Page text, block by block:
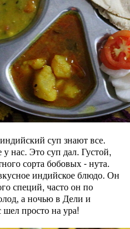
суп знают все.
нас. Это суп дал. Густой,
сорта бобовых - нута.
индийское блюдо. Он
специй, часто он по
а ночью в Дели и
просто на ура!